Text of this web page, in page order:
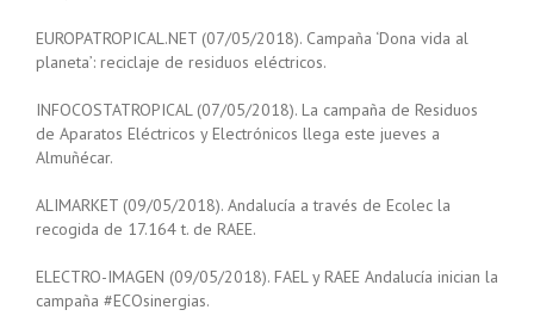
EUROPATROPICAL.NET (07/05/2018). Campaña ‘Dona vida al
planeta’: reciclaje de residuos eléctricos.
INFOCOSTATROPICAL (07/05/2018). La campaña de Residuos
de Aparatos Eléctricos y Electrónicos llega este jueves a
Almuñécar.
ALIMARKET (09/05/2018). Andalucía a través de Ecolec la
recogida de 17.164 t. de RAEE.
ELECTRO-IMAGEN (09/05/2018). FAEL y RAEE Andalucía inician la
campaña #ECOsinergias.